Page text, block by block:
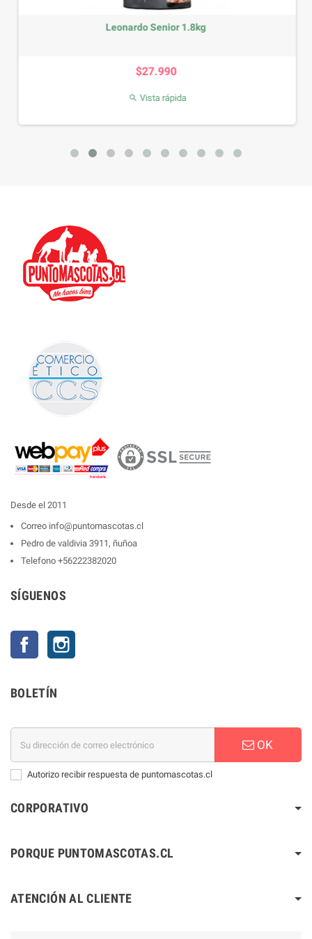
Leonardo Senior 1.8kg
$27.990
Vista rápida
Desde el 2011
Correo info@puntomascotas.cl
Pedro de valdivia 3911, ñuñoa
Telefono +56222382020
SÍGUENOS
Facebook
BOLETÍN
OK
Autorizo recibir respuesta de puntomascotas.cl
CORPORATIVO
PORQUE PUNTOMASCOTAS.CL
ATENCIÓN AL CLIENTE